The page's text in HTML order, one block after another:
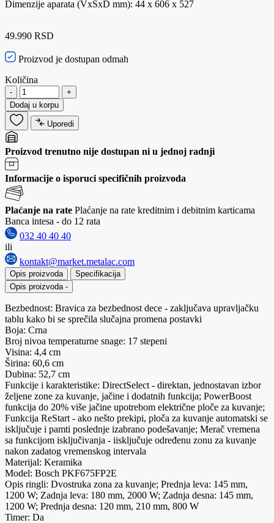
Dimenzije aparata (VxŠxD mm): 44 x 606 x 527
49.990 RSD
Proizvod je dostupan odmah
Količina
-
+
Dodaj u korpu
Uporedi
Proizvod trenutno nije dostupan ni u jednoj radnji
Informacije o isporuci specifičnih proizvoda
Plaćanje na rate Plaćanje na rate kreditnim i debitnim karticama
Banca intesa - do 12 rata
032 40 40 40
ili
kontakt@market.metalac.com
Opis proizvoda
Specifikacija
Opis proizvoda -
Bezbednost: Bravica za bezbednost dece - zaključava upravljačku
tablu kako bi se sprečila slučajna promena postavki
Boja: Crna
Broj nivoa temperaturne snage: 17 stepeni
Visina: 4,4 cm
Širina: 60,6 cm
Dubina: 52,7 cm
Funkcije i karakteristike: DirectSelect - direktan, jednostavan izbor
željene zone za kuvanje, jačine i dodatnih funkcija; PowerBoost
funkcija do 20% više jačine upotrebom električne ploče za kuvanje;
Funkcija ReStart - ako nešto prekipi, ploča za kuvanje automatski se
isključuje i pamti poslednje izabrano podešavanje; Merač vremena
sa funkcijom isključivanja - iisključuje određenu zonu za kuvanje
nakon zadatog vremenskog intervala
Materijal: Keramika
Model: Bosch PKF675FP2E
Opis ringli: Dvostruka zona za kuvanje; Prednja leva: 145 mm,
1200 W; Zadnja leva: 180 mm, 2000 W; Zadnja desna: 145 mm,
1200 W; Prednja desna: 120 mm, 210 mm, 800 W
Timer: Da